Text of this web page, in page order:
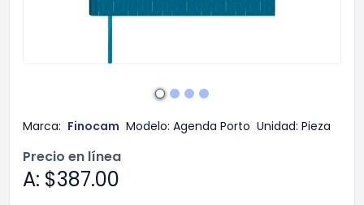
Marca: Finocam Modelo: Agenda Porto Unidad: Pieza
Precio en línea
A: $387.00